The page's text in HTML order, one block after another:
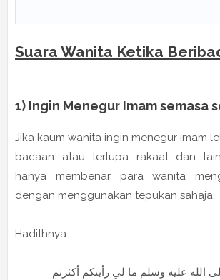
Suara Wanita Ketika
1) Ingin Menegur Imam semasa
Jika kaum wanita ingin menegur imam
bacaan atau terlupa rakaat dan
hanya membenar para wanita
dengan menggunakan tepukan sahaja.
Hadithnya :-
الله عليه وسلم ما لي رأيتكم أكثرتم